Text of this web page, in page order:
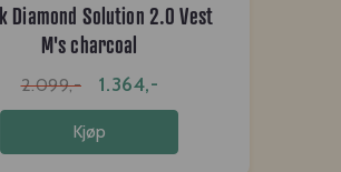
Diamond Solution 2.0 Vest
M's charcoal
2.099,- 1.364,-
Kjøp